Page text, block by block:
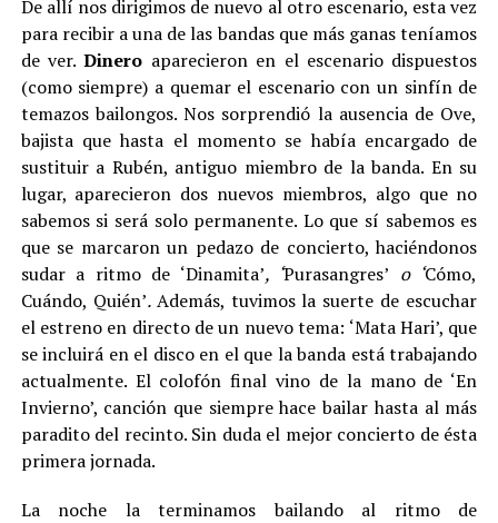
De allí nos dirigimos de nuevo al otro escenario, esta vez
para recibir a una de las bandas que más ganas teníamos
de ver.Dinero aparecieron en el escenario dispuestos
(como siempre) a quemar el escenario con un sinfín de
temazos bailongos. Nos sorprendió la ausencia de Ove,
bajista que hasta el momento se había encargado de
sustituir a Rubén, antiguo miembro de la banda. En su
lugar, aparecieron dos nuevos miembros, algo que no
sabemos si será solo permanente. Lo que sí sabemos es
que se marcaron un pedazo de concierto, haciéndonos
sudar a ritmo de ‘Dinamita’, ‘Purasangres’ o ‘Cómo,
Cuándo, Quién’. Además, tuvimos la suerte de escuchar
el estreno en directo de un nuevo tema: ‘Mata Hari’, que
se incluirá en el disco en el que la banda está trabajando
actualmente. El colofón final vino de la mano de ‘En
Invierno’, canción que siempre hace bailar hasta al más
paradito del recinto. Sin duda el mejor concierto de ésta
primera jornada.
La noche la terminamos bailando al ritmo de